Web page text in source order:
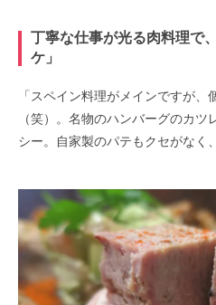
丁寧な仕事が光る肉料理で
ケ」
「スペイン料理がメインですが
（笑）。名物のハンバーグのカ
シー。自家製のパテもクセがなく